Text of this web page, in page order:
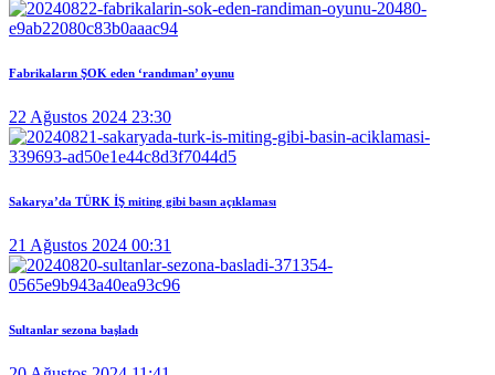
Fabrikaların ŞOK eden ‘randıman’ oyunu
22 Ağustos 2024 23:30
Sakarya’da TÜRK İŞ miting gibi basın açıklaması
21 Ağustos 2024 00:31
Sultanlar sezona başladı